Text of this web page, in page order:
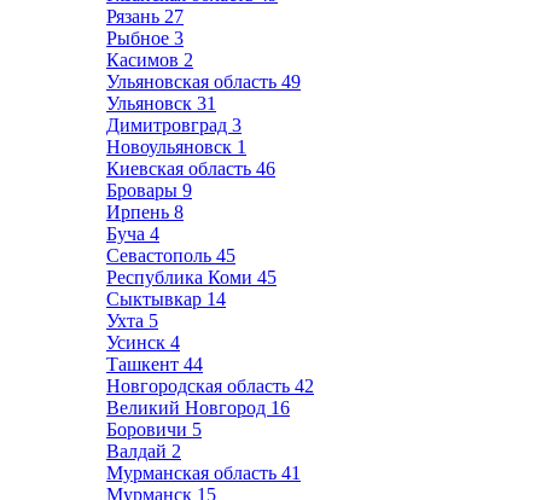
Рязань 27
Рыбное 3
Касимов 2
Ульяновская область 49
Ульяновск 31
Димитровград 3
Новоульяновск 1
Киевская область 46
Бровары 9
Ирпень 8
Буча 4
Севастополь 45
Республика Коми 45
Сыктывкар 14
Ухта 5
Усинск 4
Ташкент 44
Новгородская область 42
Великий Новгород 16
Боровичи 5
Валдай 2
Мурманская область 41
Мурманск 15